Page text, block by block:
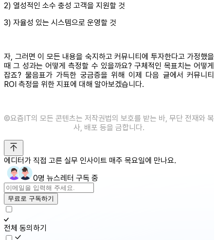
2) 열성적인 소수 충성 고객을 지원할 것
3) 자율성 있는 시스템으로 운영할 것
자, 그러면 이 모든 내용을 숙지하고 커뮤니티에 투자한다고 가정했을
때 그 성과는 어떻게 측정할 수 있을까요? 구체적인 목표치는 어떻게
잡죠? 물음표가 가득한 궁금증을 위해 이제 다음 글에서 커뮤니티
ROI 측정을 위한 지표에 대해 알아보겠습니다.
©️요즘IT의 모든 콘텐츠는 저작권법의 보호를 받는 바, 무단 전재와 복
사, 배포 등을 금합니다.
에디터가 직접 고른 실무 인사이트 매주 목요일에 만나요.
0명 뉴스레터 구독 중
무료로 구독하기
전체 동의하기